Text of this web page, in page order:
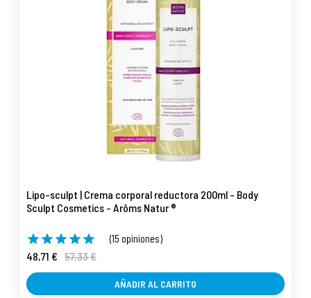
Lipo-sculpt | Crema corporal reductora 200ml - Body
Sculpt Cosmetics - Arôms Natur ®
(15 opiniones)
48,71 € 57,33 €
AÑADIR AL CARRITO